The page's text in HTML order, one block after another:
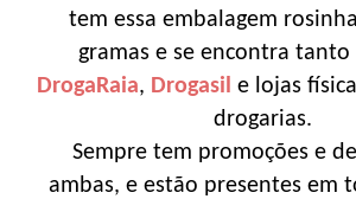
tem essa embalagem
gramas e se encontra
DrogaRaia, Drogasil e lojas
drogarias.
Sempre tem promoções e
ambas, e estão presentes em